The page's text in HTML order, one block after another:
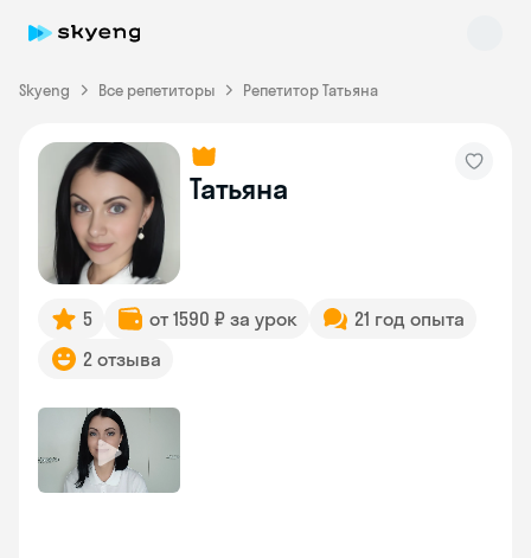
Skyeng Все репетиторы Репетитор Татьяна
Татьяна
5 от 1590 ₽ за урок
21 год опыта
2 отзыва
Skyeng Chat
online